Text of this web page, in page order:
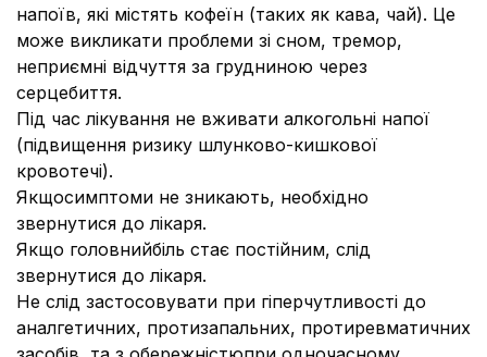
напоїв, які містять кофеїн (таких як кава, чай). Це
може викликати проблеми зі сном, тремор,
неприємні відчуття за грудниною через
серцебиття.
Під час лікування не вживати алкогольні напої
(підвищення ризику шлунково-кишкової
кровотечі).
Якщосимптоми не зникають, необхідно
звернутися до лікаря.
Якщо головнийбіль стає постійним, слід
звернутися до лікаря.
Не слід застосовувати при гіперчутливості до
аналгетичних, протизапальних, протиревматичних